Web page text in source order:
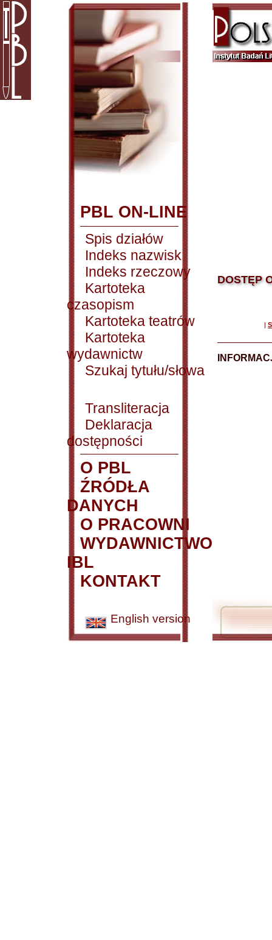
PBL ON-LINE
Spis działów
Indeks nazwisk
Indeks rzeczowy
Kartoteka
czasopism
Kartoteka teatrów
Kartoteka
wydawnictw
Szukaj tytułu/słowa
Transliteracja
Deklaracja
dostępności
O PBL
ŹRÓDŁA
DANYCH
O PRACOWNI
WYDAWNICTWO
IBL
KONTAKT
English version
DOSTĘP
|